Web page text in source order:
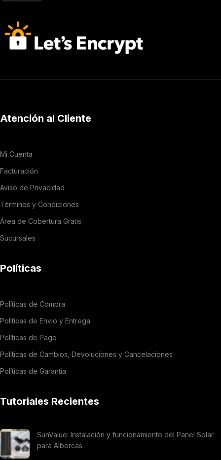
Atención al Cliente
Mi Cuenta
Facturación
Aviso de Privacidad
Términos y Condiciones
Área de Cobertura Gratis
Sucursales
Políticas
Políticas de Compra
Politicas de Envio y Entrega
Políticas de Pago
Políticas de Cambios, Devoluciones y Cancelaciones
Políticas de Garantía
Tutoriales Recientes
SunValue: Instalación y funcionamiento del Panel Solar
para Albercas